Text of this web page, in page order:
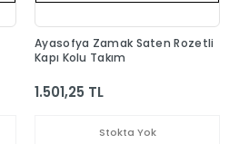
Ayasofya Zamak Saten Rozetli
Kapı Kolu Takım
1.501,25 TL
Stokta Yok